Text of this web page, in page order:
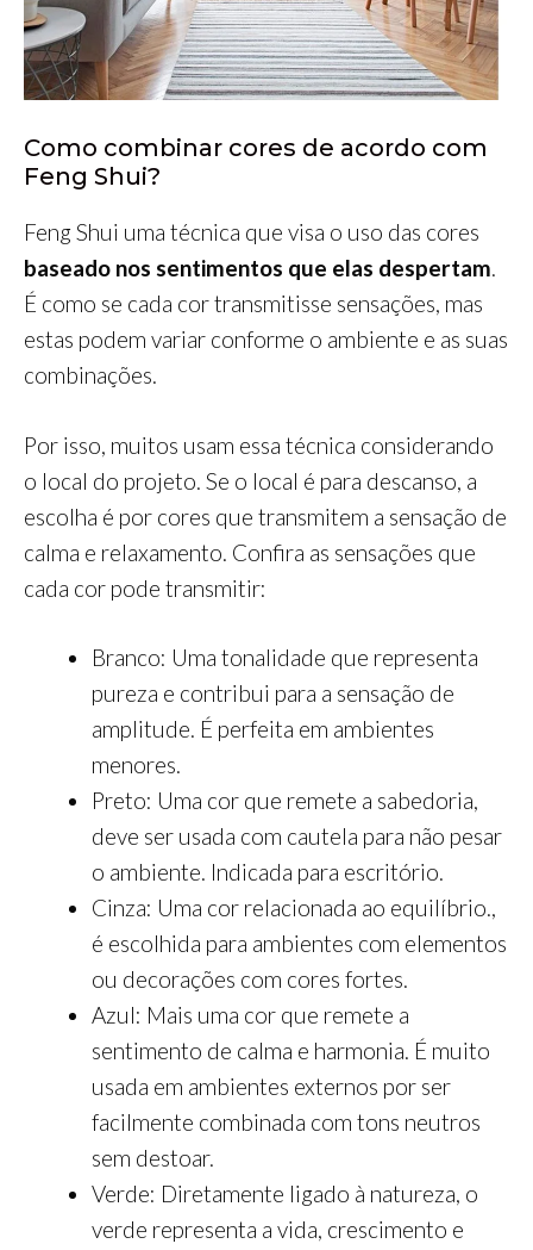
Como combinar cores de acordo com
Feng Shui?
Feng Shui uma técnica que visa o uso das cores
baseado nos sentimentos que elas despertam.
É como se cada cor transmitisse sensações, mas
estas podem variar conforme o ambiente e as suas
combinações.
Por isso, muitos usam essa técnica considerando
o local do projeto. Se o local é para descanso, a
escolha é por cores que transmitem a sensação de
calma e relaxamento. Confira as sensações que
cada cor pode transmitir:
Branco: Uma tonalidade que representa
pureza e contribui para a sensação de
amplitude. É perfeita em ambientes
menores.
Preto: Uma cor que remete a sabedoria,
deve ser usada com cautela para não pesar
o ambiente. Indicada para escritório.
Cinza: Uma cor relacionada ao equilíbrio.,
é escolhida para ambientes com elementos
ou decorações com cores fortes.
Azul: Mais uma cor que remete a
sentimento de calma e harmonia. É muito
usada em ambientes externos por ser
facilmente combinada com tons neutros
sem destoar.
Verde: Diretamente ligado à natureza, o
verde representa a vida, crescimento e